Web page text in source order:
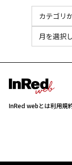
InRed webとは利用規